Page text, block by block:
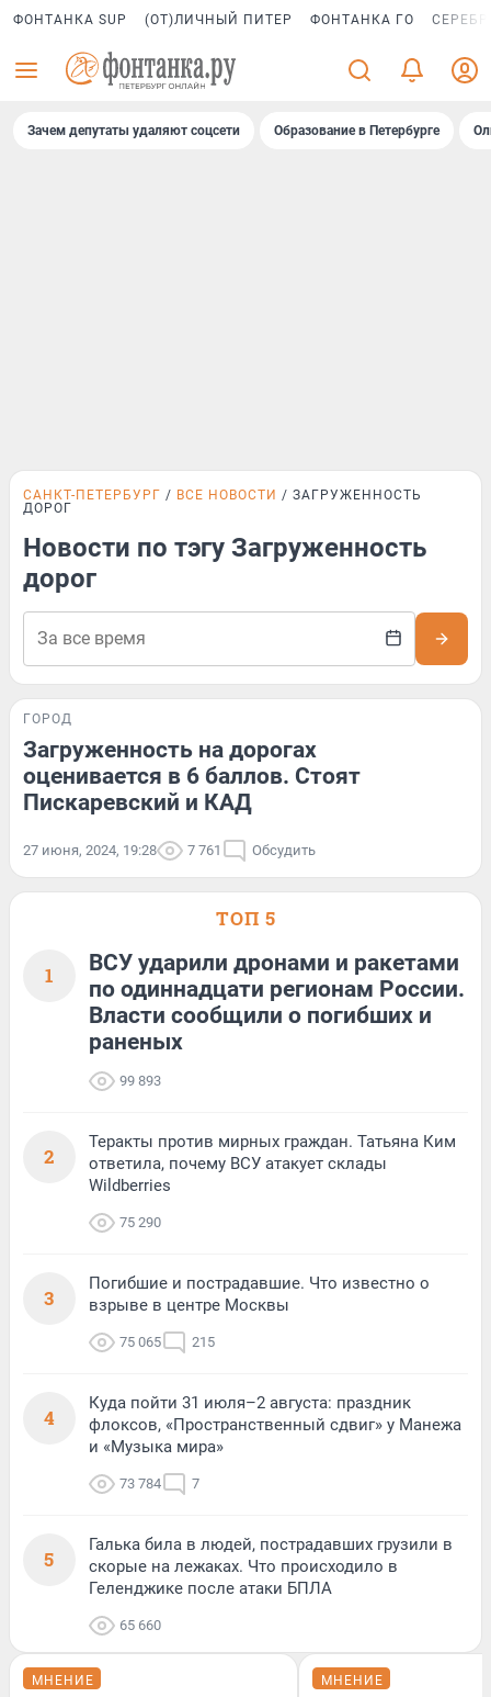
ФОНТАНКА SUP (ОТ)ЛИЧНЫЙ ПИТЕР ФОНТАНКА ГО
Зачем депутаты удаляют соцсети Образование в Петербурге
САНКТ-ПЕТЕРБУРГ ВСЕ НОВОСТИ
ЗАГРУЖЕННОСТЬ
ДОРОГ
Новости по тэгу Загруженность
дорог
ГОРОД
Загруженность на дорогах
оценивается в 6 баллов. Стоят
Пискаревский и КАД
27 июня, 2024, 19:28 7 761 Обсудить
ТОП 5
1
ВСУ ударили дронами и ракетами
по одиннадцати регионам России.
Власти сообщили о погибших и
раненых
99 893
2
Теракты против мирных граждан. Татьяна Ким
ответила, почему ВСУ атакует склады
Wildberries
75 290
3
Погибшие и пострадавшие. Что известно о
взрыве в центре Москвы
75 065 215
4
Куда пойти 31 июля–2 августа: праздник
флоксов, «Пространственный сдвиг» у Манежа
и «Музыка мира»
73 784 7
5
Галька била в людей, пострадавших грузили в
скорые на лежаках. Что происходило в
Геленджике после атаки БПЛА
65 660
МНЕНИЕ МНЕНИЕ